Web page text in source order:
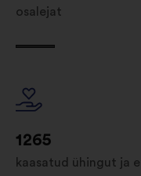
osalejat
1265
kaasatud ühingut ja